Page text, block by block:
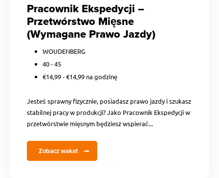
Pracownik Ekspedycji –
Przetwórstwo Mięsne
(Wymagane Prawo Jazdy)
WOUDENBERG
40 - 45
€14,99 - €14,99 na godzinę
Jesteś sprawny fizycznie, posiadasz prawo jazdy i szukasz
stabilnej pracy w produkcji? Jako Pracownik Ekspedycji w
przetwórstwie mięsnym będziesz wspierać...
Zobacz wakat